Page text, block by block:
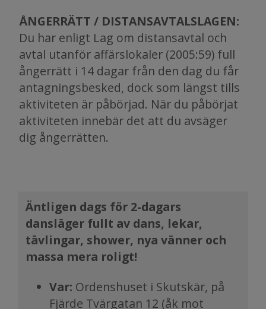
ÅNGERRÄTT / DISTANSAVTALSLAGEN:
Du har enligt Lag om distansavtal och
avtal utanför affärslokaler (2005:59) full
ångerrätt i 14 dagar från den dag du får
antagningsbesked, dock som längst tills
aktiviteten är påbörjad. När du påbörjat
aktiviteten innebär det att du avsäger
dig ångerrätten.
Äntligen dags för 2-dagars
dansläger fullt av dans, lekar,
tävlingar, shower, nya vänner och
massa mera roligt!
Var: Ordenshuset i Skutskär, på
Fjärde Tvärgatan 12 (åk mot